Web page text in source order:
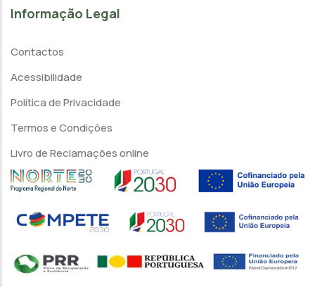
Informação Legal
Contactos
Acessibilidade
Política de Privacidade
Termos e Condições
Livro de Reclamações online